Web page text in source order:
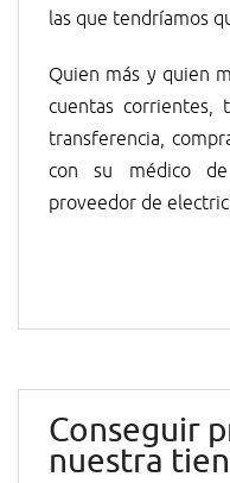
las que tendríamos
Quien más y quien
cuentas corrientes,
transferencia,
con su médico
proveedor de
Conseguir
nuestra